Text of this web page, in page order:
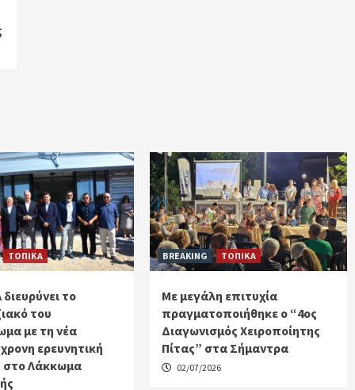
ΤΟΠΙΚΑ
το
του
με τη νέα
ερευνητική
στο Λάκκωμα
BREAKING ΤΟΠΙΚΑ
Με μεγάλη επιτυχία
πραγματοποιήθηκε ο “4ος
Διαγωνισμός Χειροποίητης
Πίτας” στα Σήμαντρα
02/07/2026